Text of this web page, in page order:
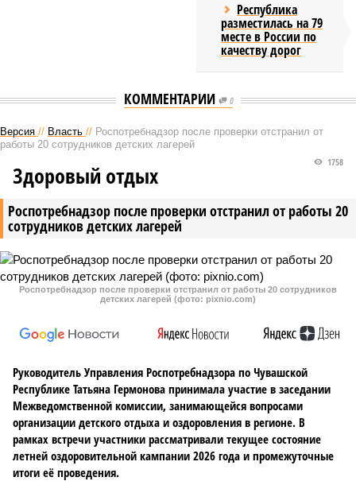
Республика
разместилась на 79
месте в России по
качеству дорог
КОММЕНТАРИИ 0
Версия // Власть // Роспотребнадзор после проверки отстранил от
работы 20 сотрудников детских лагерей
Роспотребнадзор после проверки отстранил от работы 20
сотрудников детских лагерей
1758
Здоровый отдых
Роспотребнадзор после проверки отстранил от работы 20 сотрудников
детских лагерей (фото: pixnio.com)
Руководитель Управления Роспотребнадзора по Чувашской
Республике Татьяна Гермонова принимала участие в заседании
Межведомственной комиссии, занимающейся вопросами
организации детского отдыха и оздоровления в регионе. В
рамках встречи участники рассматривали текущее состояние
летней оздоровительной кампании 2026 года и промежуточные
итоги её проведения.